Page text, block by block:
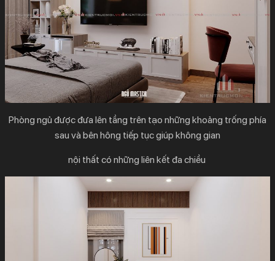
Phòng ngủ được đưa lên tầng trên tạo những khoảng trống phía
sau và bên hông tiếp tục giúp không gian
nội thất có những liên kết đa chiều